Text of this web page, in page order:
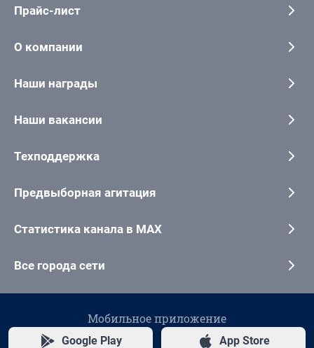
Прайс-лист
О компании
Наши награды
Наши вакансии
Техподдержка
Предвыборная агитация
Статистика канала в MAX
Все города сети
Мобильное приложение
Google Play App Store